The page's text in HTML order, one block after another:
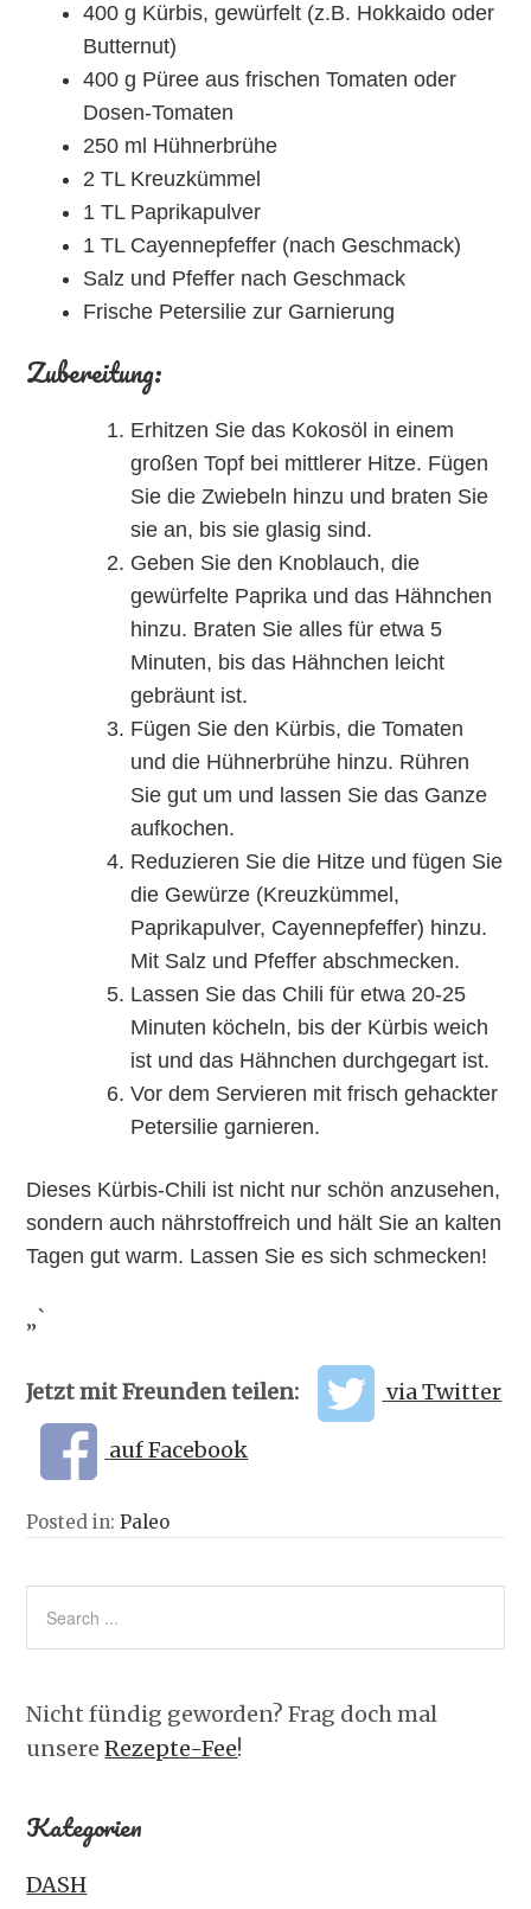
400 g Kürbis, gewürfelt (z.B. Hokkaido oder
Butternut)
400 g Püree aus frischen Tomaten oder
Dosen-Tomaten
250 ml Hühnerbrühe
2 TL Kreuzkümmel
1 TL Paprikapulver
1 TL Cayennepfeffer (nach Geschmack)
Salz und Pfeffer nach Geschmack
Frische Petersilie zur Garnierung
Zubereitung:
Erhitzen Sie das Kokosöl in einem
großen Topf bei mittlerer Hitze. Fügen
Sie die Zwiebeln hinzu und braten Sie
sie an, bis sie glasig sind.
Geben Sie den Knoblauch, die
gewürfelte Paprika und das Hähnchen
hinzu. Braten Sie alles für etwa 5
Minuten, bis das Hähnchen leicht
gebräunt ist.
Fügen Sie den Kürbis, die Tomaten
und die Hühnerbrühe hinzu. Rühren
Sie gut um und lassen Sie das Ganze
aufkochen.
Reduzieren Sie die Hitze und fügen Sie
die Gewürze (Kreuzkümmel,
Paprikapulver, Cayennepfeffer) hinzu.
Mit Salz und Pfeffer abschmecken.
Lassen Sie das Chili für etwa 20-25
Minuten köcheln, bis der Kürbis weich
ist und das Hähnchen durchgegart ist.
Vor dem Servieren mit frisch gehackter
Petersilie garnieren.
Dieses Kürbis-Chili ist nicht nur schön anzusehen,
sondern auch nährstoffreich und hält Sie an kalten
Tagen gut warm. Lassen Sie es sich schmecken!
„`
Jetzt mit Freunden teilen: via Twitter
auf Facebook
Posted in:Paleo
Nicht fündig geworden? Frag doch mal
unsereRezepte-Fee!
Kategorien
DASH